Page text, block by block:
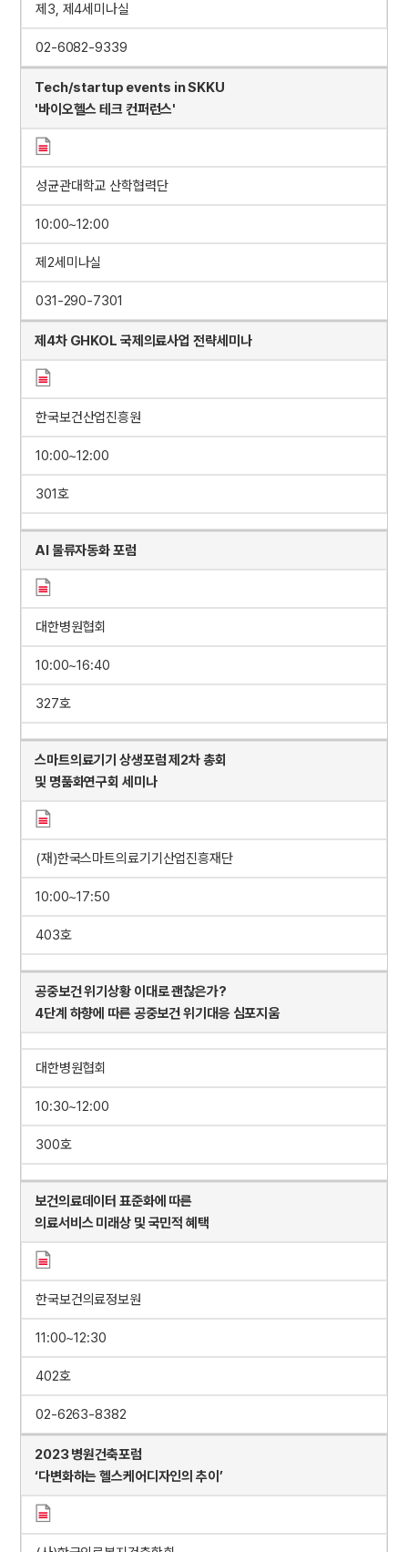
제3, 제4세미나실
02-6082-9339
Tech/startup events in SKKU
'바이오헬스 테크 컨퍼런스'
성균관대학교 산학협력단
10:00~12:00
제2세미나실
031-290-7301
제4차 GHKOL 국제의료사업 전략세미나
한국보건산업진흥원
10:00~12:00
301호
AI 물류자동화 포럼
대한병원협회
10:00~16:40
327호
스마트의료기기 상생포럼 제2차 총회
및 명품화연구회 세미나
(재)한국스마트의료기기산업진흥재단
10:00~17:50
403호
공중보건 위기상황 이대로 괜찮은가?
4단계 하향에 따른 공중보건 위기대응 심포지움
대한병원협회
10:30~12:00
300호
보건의료데이터 표준화에 따른
의료서비스 미래상 및 국민적 혜택
한국보건의료정보원
11:00~12:30
402호
02-6263-8382
2023 병원건축포럼
‘다변화하는 헬스케어디자인의 추이’